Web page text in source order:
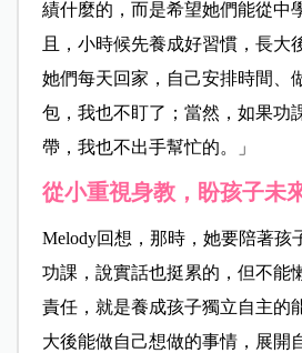
績什麼的，而是希望她們能從中
且，小時候先養成好習慣，長大
她們每天回家，自己安排時間、
包，我也不盯了；當然，如果功
帶，我也不出手幫忙的。」
從小重視身教，盼孩子未
Melody回想，那時，她要陪著孩
功課，說實話也挺累的，但不能
責任，就是養成孩子獨立自主的
大後能做自己想做的事情，展開